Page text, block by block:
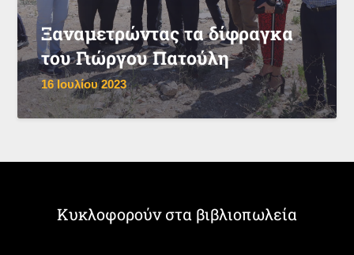
Ξαναμετρώντας τα δίφραγκα
του Γιώργου Πατούλη
16 Ιουλίου 2023
Κυκλοφορούν στα βιβλιοπωλεία